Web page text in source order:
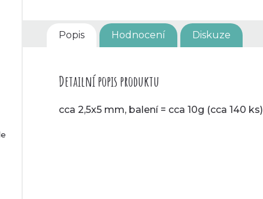
Popis Hodnocení Diskuze
Detailní popis produktu
cca 2,5x5 mm, balení = cca 10g (cca 140 ks)